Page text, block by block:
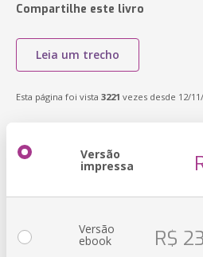
Compartilhe este livro
Leia um trecho
Esta página foi vista 3221 vezes desde 12/
Versão
impressa
Versão
ebook R$